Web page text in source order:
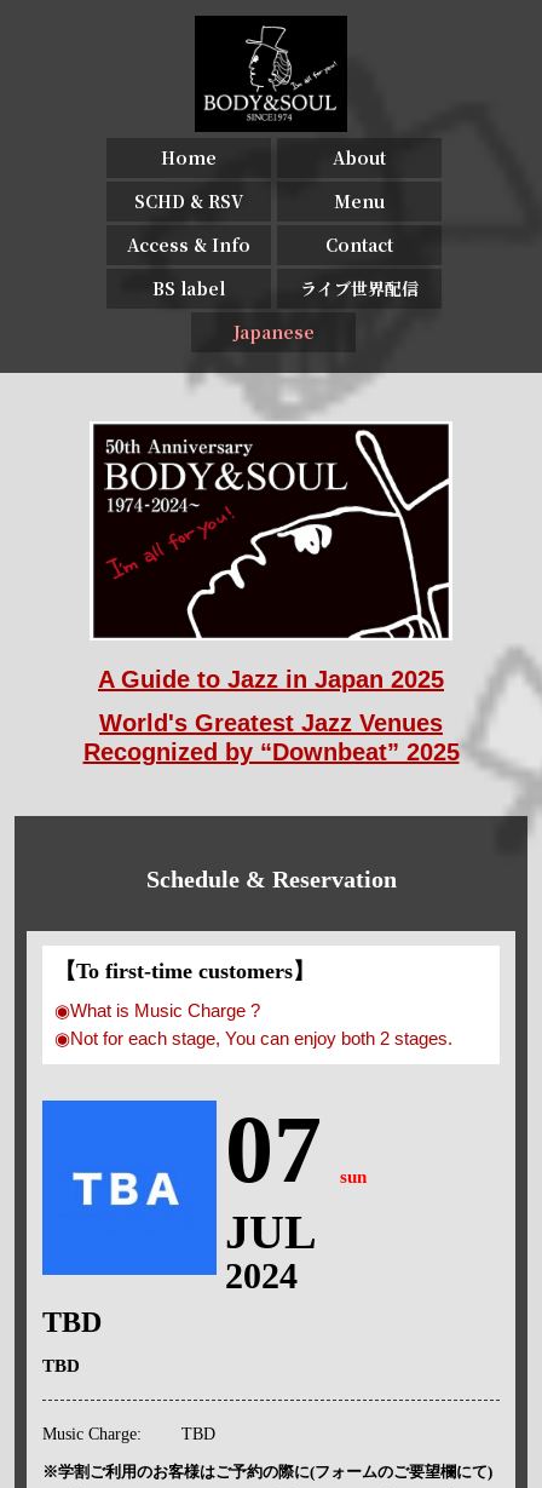
Home
About
SCHD & RSV
Menu
Access & Info
Contact
BS label
ライブ世界配信
Japanese
A Guide to Jazz in Japan 2025
World's Greatest Jazz Venues
Recognized by “Downbeat” 2025
Schedule & Reservation
【To first-time customers】
◉What is Music Charge ?
◉Not for each stage, You can enjoy both 2 stages.
07 sun
JUL
2024
TBD
TBD
Music Charge: TBD
※学割ご利用のお客様はご予約の際に(フォームのご要望欄にて)